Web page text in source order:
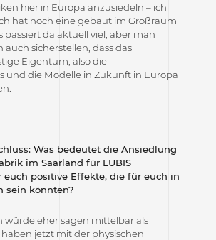
hier in Europa anzusiedeln – ich
hat noch eine gebaut im Großraum
passiert da aktuell viel, aber man
sicherstellen, dass das
Eigentum, also die
und die Modelle in Zukunft in Europa
Was bedeutet die Ansiedlung
im Saarland für LUBIS
euch positive Effekte, die für euch in
sein könnten?
würde eher sagen mittelbar als
jetzt mit der physischen